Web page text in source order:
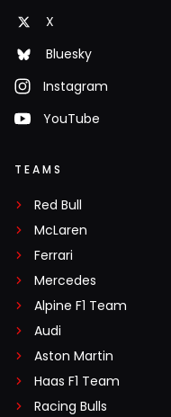
X
Bluesky
Instagram
YouTube
TEAMS
Red Bull
McLaren
Ferrari
Mercedes
Alpine F1 Team
Audi
Aston Martin
Haas F1 Team
Racing Bulls